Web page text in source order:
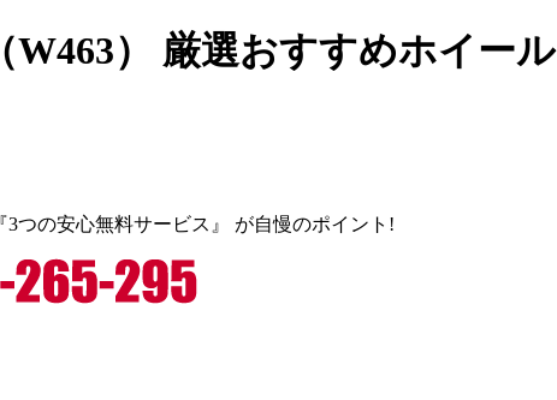
） 厳選おすすめホイール
『3つの安心無料サービス』 が自慢のポイント!